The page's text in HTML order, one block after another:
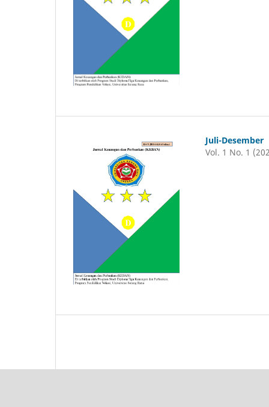
Juli-Desember
Vol. 1 No. 1